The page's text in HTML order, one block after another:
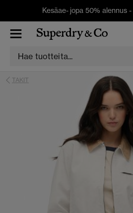
Kesäae- jopa 50% alennus -
TAKIT